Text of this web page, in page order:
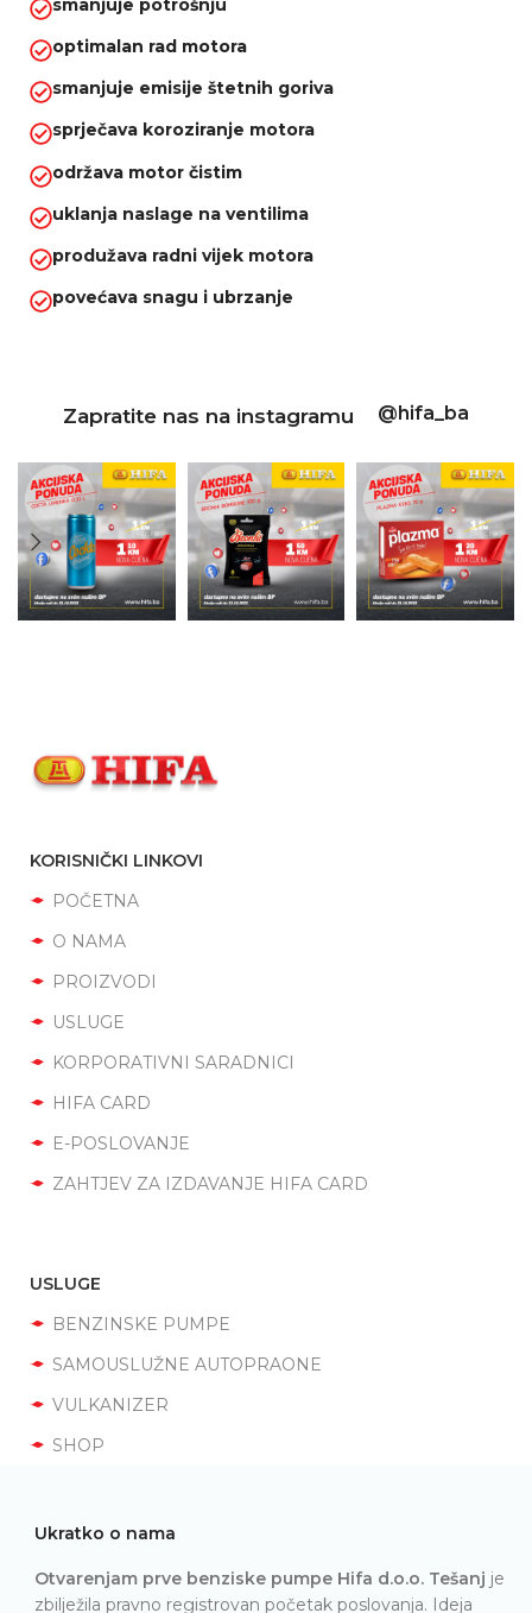
smanjuje potrošnju
optimalan rad motora
smanjuje emisije štetnih goriva
sprječava koroziranje motora
održava motor čistim
uklanja naslage na ventilima
produžava radni vijek motora
povećava snagu i ubrzanje
Zapratite nas na instagramu @hifa_ba
KORISNIČKI LINKOVI
POČETNA
O NAMA
PROIZVODI
USLUGE
KORPORATIVNI SARADNICI
HIFA CARD
E-POSLOVANJE
ZAHTJEV ZA IZDAVANJE HIFA CARD
USLUGE
BENZINSKE PUMPE
SAMOUSLUŽNE AUTOPRAONE
VULKANIZER
SHOP
Ukratko o nama
Otvarenjam prve benziske pumpe Hifa d.o.o. Tešanj je
zbilježila pravno registrovan početak poslovanja. Ideja